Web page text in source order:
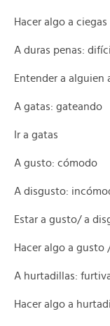
Hacer algo a ciegas
A duras penas:
Entender a alguien
A gatas: gateando
Ir a gatas
A gusto: cómodo
A disgusto:
Estar a gusto/ a
Hacer algo a gusto
A hurtadillas:
Hacer algo a